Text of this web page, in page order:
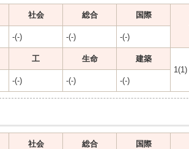
社会 総合
国際
-(-) -(-) -(-)
工 生命
建築
1(1)
-(-) -(-) -(-)
社会 総合
国際